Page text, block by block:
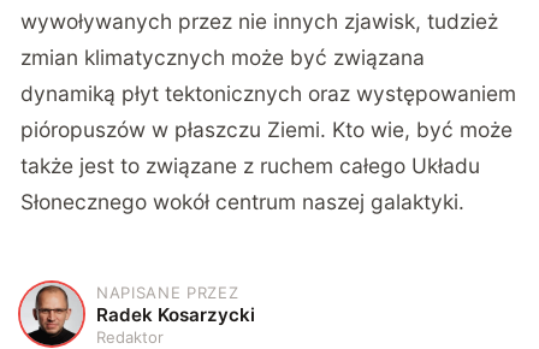
wywoływanych przez nie innych zjawisk, tudzież
zmian klimatycznych może być związana
dynamiką płyt tektonicznych oraz występowaniem
pióropuszów w płaszczu Ziemi. Kto wie, być może
także jest to związane z ruchem całego Układu
Słonecznego wokół centrum naszej galaktyki.
R
NAPISANE PRZEZ
Radek Kosarzycki
Redaktor